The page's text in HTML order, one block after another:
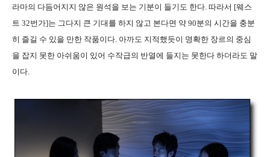
라마의 다듬어지지 않은 원석을 보는 기분이 들기도 한다. 따라서 [웨스
트 32번가]는 그다지 큰 기대를 하지 않고 본다면 약 90분의 시간을 충분
히 즐길 수 있을 만한 작품이다. 아까도 지적했듯이 명확한 장르의 중심
을 잡지 못한 아쉬움이 있어 수작급의 반열에 들지는 못한다 하더라도 말
이다.